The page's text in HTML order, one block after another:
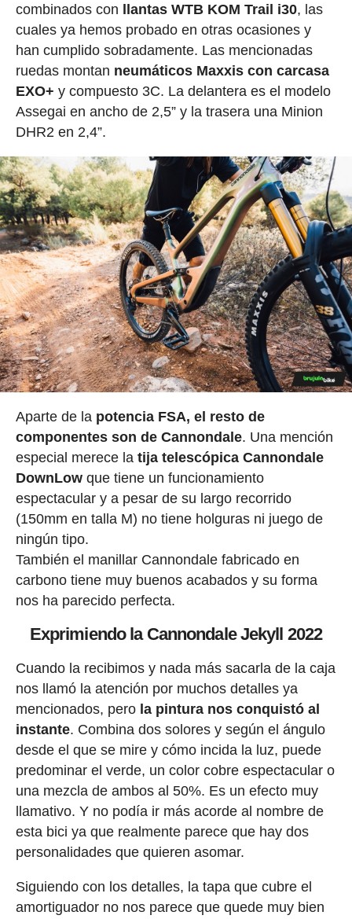
combinados con
llantas WTB KOM Trail i30, las
cuales ya hemos probado en otras ocasiones y
han cumplido sobradamente. Las mencionadas
ruedas montan neumáticos Maxxis con carcasa
EXO+ y compuesto 3C. La delantera es el modelo
Assegai en ancho de 2,5” y la trasera una Minion
DHR2 en 2,4”.
Aparte de la potencia FSA, el resto de
componentes son de Cannondale. Una mención
especial merece latija telescópica Cannondale
DownLowque tiene un funcionamiento
espectacular y a pesar de su largo recorrido
(150mm en talla M) no tiene holguras ni juego de
ningún tipo.
También el manillar Cannondale fabricado en
carbono tiene muy buenos acabados y su forma
nos ha parecido perfecta.
Exprimiendo la Cannondale Jekyll 2022
Cuando la recibimos y nada más sacarla de la caja
nos llamó la atención por muchos detalles ya
mencionados, pero la pintura nos conquistó al
instante. Combina dos solores y según el ángulo
desde el que se mire y cómo incida la luz, puede
predominar el verde, un color cobre espectacular o
una mezcla de ambos al 50%. Es un efecto muy
llamativo. Y no podía ir más acorde al nombre de
esta bici ya que realmente parece que hay dos
personalidades que quieren asomar.
Siguiendo con los detalles, la tapa que cubre el
amortiguador no nos parece que quede muy bien